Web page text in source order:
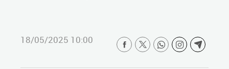
18/05/2025 10:00